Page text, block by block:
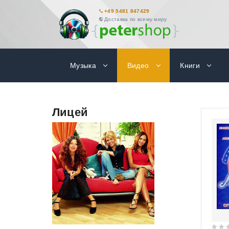
+49 5481 847429
Доставка по всему миру
Музыка Видео Книги
Лицей